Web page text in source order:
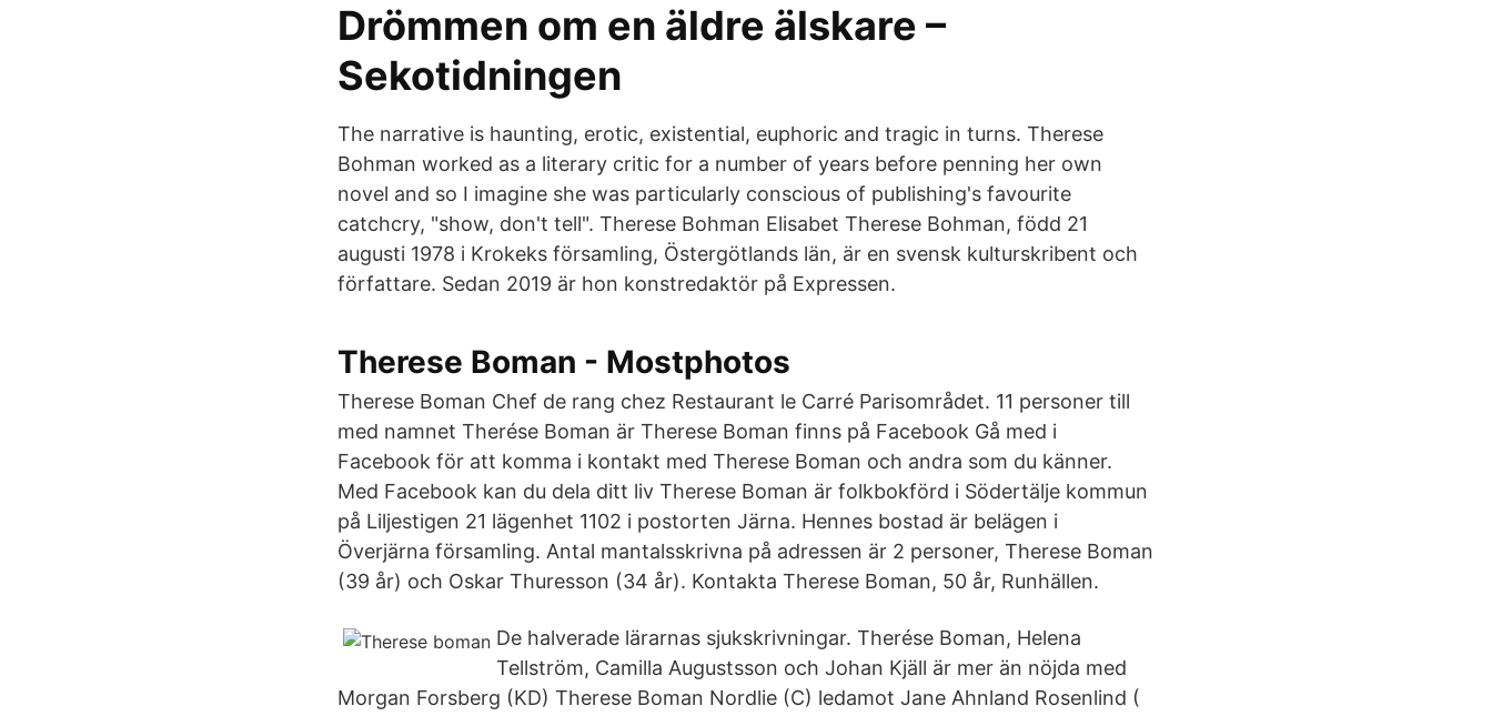
Drömmen om en äldre älskare –
Sekotidningen
The narrative is haunting, erotic, existential, euphoric and tragic in turns. Therese
Bohman worked as a literary critic for a number of years before penning her own
novel and so I imagine she was particularly conscious of publishing's favourite
catchcry, "show, don't tell". Therese Bohman Elisabet Therese Bohman, född 21
augusti 1978 i Krokeks församling, Östergötlands län, är en svensk kulturskribent och
författare. Sedan 2019 är hon konstredaktör på Expressen.
Therese Boman - Mostphotos
Therese Boman Chef de rang chez Restaurant le Carré Parisområdet. 11 personer till
med namnet Therése Boman är Therese Boman finns på Facebook Gå med i
Facebook för att komma i kontakt med Therese Boman och andra som du känner.
Med Facebook kan du dela ditt liv Therese Boman är folkbokförd i Södertälje kommun
på Liljestigen 21 lägenhet 1102 i postorten Järna. Hennes bostad är belägen i
Överjärna församling. Antal mantalsskrivna på adressen är 2 personer, Therese Boman
(39 år) och Oskar Thuresson (34 år). Kontakta Therese Boman, 50 år, Runhällen.
De halverade lärarnas sjukskrivningar. Therése Boman, Helena
Tellström, Camilla Augustsson och Johan Kjäll är mer än nöjda med
Morgan Forsberg (KD) Therese Boman Nordlie (C) ledamot Jane Ahnland Rosenlind (